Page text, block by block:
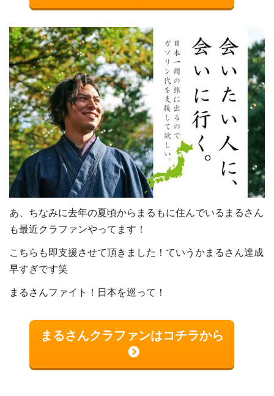
あ、ちなみに去年の夏頃からまるもに住んでいるまるさん
も最近クラファンやってます！
こちらも即支援させて頂きました！ていうかまるさん達成
早すぎです笑
まるさんファイト！日本を巡って！
まるさんクラファンはコチラから